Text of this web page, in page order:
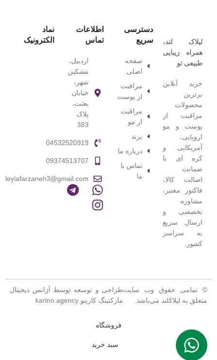
لیلاک‌ لند،
همراه زیبایی
طبیعی تو
خرید آنلاین
برترین
محصولات
مراقبت از
پوست و مو
اروپایی،
آمریکایی و
کره ای با
ضمانت
اصالت کالا،
فاکتور معتبر،
مشاوره
تخصصی و
ارسال سریع
به سراسر
کشور.
دسترسی
سریع
صفحه
اصلی
مراقبت
از پوست
مراقبت
از مو
برند
درباره ما
تماس با
ما
اطلاعات
تماس
اردبیل،
مشکین
شهر،
خیابان
بعثت،
پلاک
383
04532520919
09374513707
leylafarzaneh3@gmail.com
نماد
الکترونیک
© تمامی حقوق وب سایت
متعلق به لیلاکلند می‌باشد.
طراحی و توسعه توسط آژانس دیجیتال
مارکتینگ کارینو karino.agency
فروشگاه
سبد خرید